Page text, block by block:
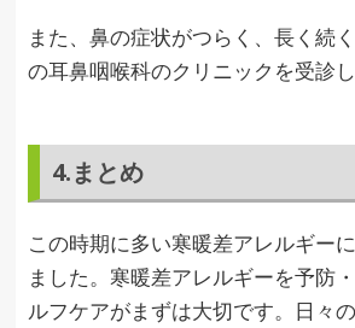
また、鼻の症状がつらく、長く続
の耳鼻咽喉科のクリニックを受診し
4.まとめ
この時期に多い寒暖差アレルギー
ました。寒暖差アレルギーを予防
ルフケアがまずは大切です。日々